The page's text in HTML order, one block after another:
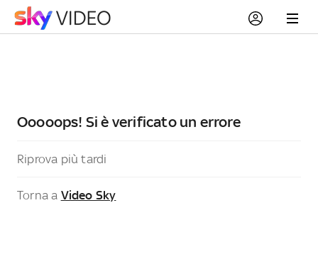
Ooooops! Si è verificato un errore
Riprova più tardi
Torna a Video Sky